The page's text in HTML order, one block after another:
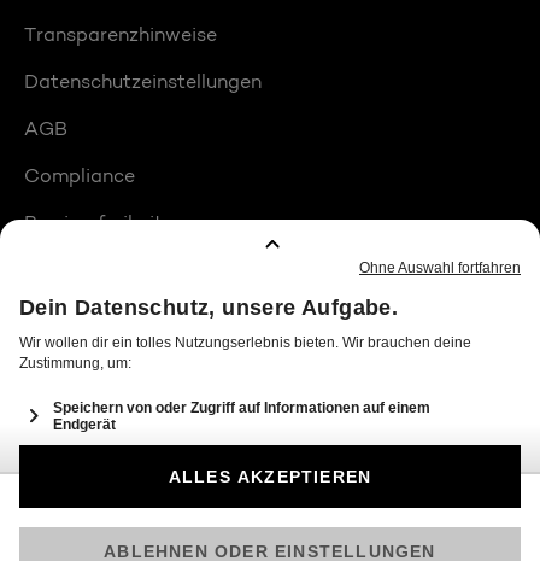
Transparenzhinweise
Datenschutzeinstellungen
AGB
Compliance
Barrierefreiheit